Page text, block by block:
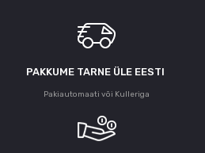
PAKKUME TARNE ÜLE ЕESTI
Pakiautomaati või Kulleriga